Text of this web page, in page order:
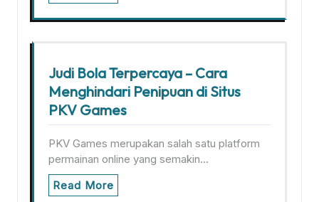
Judi Bola Terpercaya – Cara
Menghindari Penipuan di Situs
PKV Games
PKV Games merupakan salah satu platform
permainan online yang semakin…
Read More